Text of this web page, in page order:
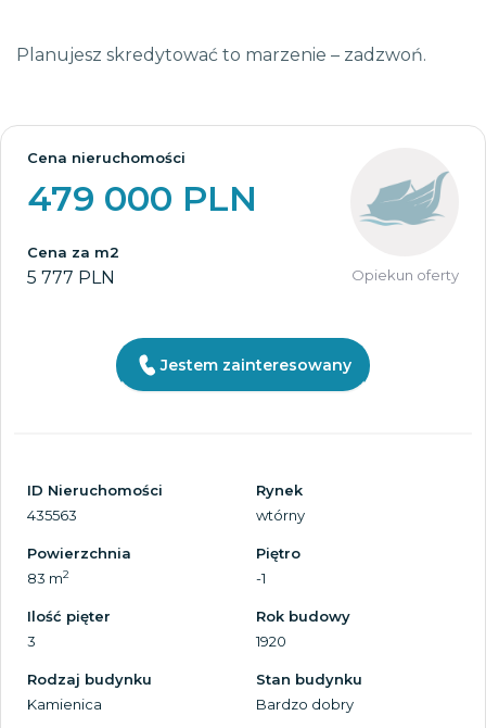
Planujesz skredytować to marzenie – zadzwoń.
Cena nieruchomości
479 000 PLN
Cena za m2
5 777 PLN Opiekun oferty
Jestem zainteresowany
ID Nieruchomości
435563
Rynek
wtórny
Powierzchnia
83 m2
Piętro
-1
Ilość pięter
3
Rok budowy
1920
Rodzaj budynku
Kamienica
Stan budynku
Bardzo dobry